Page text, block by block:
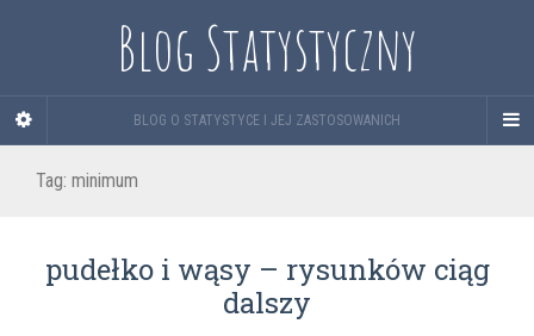
Blog Statystyczny
BLOG O STATYSTYCE I JEJ ZASTOSOWANICH
Tag: minimum
pudełko i wąsy – rysunków ciąg
dalszy